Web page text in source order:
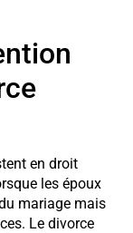
en droit
les époux
mariage mais
Le divorce